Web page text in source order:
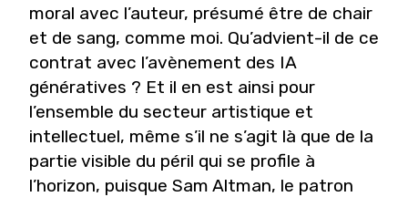
moral avec l’auteur, présumé être de chair
et de sang, comme moi. Qu’advient-il de ce
contrat avec l’avènement des IA
génératives ? Et il en est ainsi pour
l’ensemble du secteur artistique et
intellectuel, même s’il ne s’agit là que de la
partie visible du péril qui se profile à
l’horizon, puisque Sam Altman, le patron